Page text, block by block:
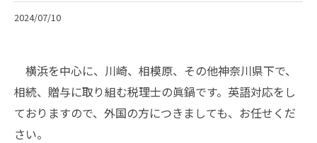
2024/07/10
横浜を中心に、川崎、相模原、その他神奈川県下で、
相続、贈与に取り組む税理士の眞鍋です。英語対応をし
ておりますので、外国の方につきましても、お任せくだ
さい。